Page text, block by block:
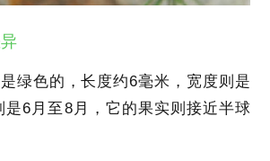
绿色的，长度约6毫米，宽度则是
是6月至8月，它的果实则接近半球